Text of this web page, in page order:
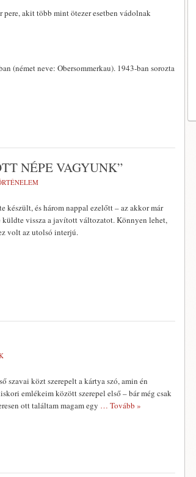
akit több mint ötezer esetben vádolnak
(német neve: Obersommerkau). 1943-ban sorozta
NÉPE VAGYUNK”
készült, és három nappal ezelőtt – az akkor már
vissza a javított változatot. Könnyen lehet,
volt az utolsó interjú.
szavai közt szerepelt a kártya szó, amin én
emlékeim között szerepel első – bár még csak
ott találtam magam egy … Tovább »